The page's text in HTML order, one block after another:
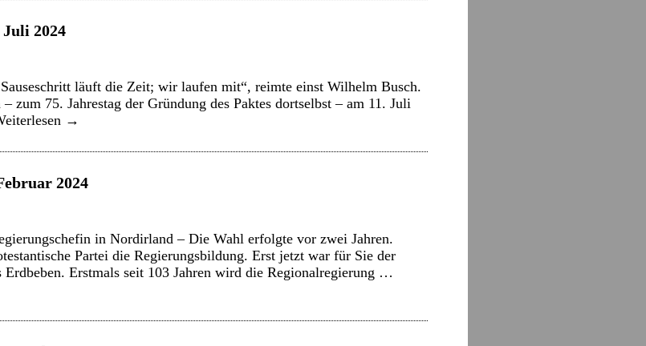
Juli 2024
läuft die Zeit; wir laufen mit“, reimte einst Wilhelm Busch.
zum 75. Jahrestag der Gründung des Paktes dortselbst – am 11. Juli
→
2024
in Nordirland – Die Wahl erfolgte vor zwei Jahren.
Partei die Regierungsbildung. Erst jetzt war für Sie der
Erstmals seit 103 Jahren wird die Regionalregierung …